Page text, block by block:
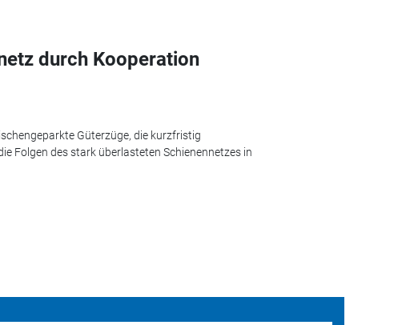
durch Kooperation
Güterzüge, die kurzfristig
Folgen des stark überlasteten Schienennetzes in